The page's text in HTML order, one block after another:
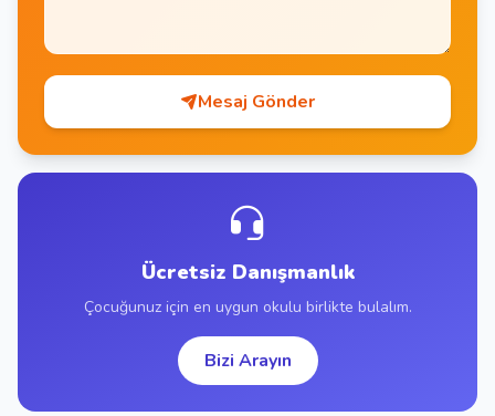
Mesaj Gönder
Ücretsiz Danışmanlık
Çocuğunuz için en uygun okulu birlikte bulalım.
Bizi Arayın